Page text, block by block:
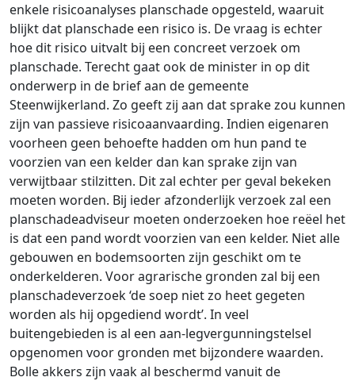
enkele risicoanalyses planschade opgesteld, waaruit
blijkt dat planschade een risico is. De vraag is echter
hoe dit risico uitvalt bij een concreet verzoek om
planschade. Terecht gaat ook de minister in op dit
onderwerp in de brief aan de gemeente
Steenwijkerland. Zo geeft zij aan dat sprake zou kunnen
zijn van passieve risicoaanvaarding. Indien eigenaren
voorheen geen behoefte hadden om hun pand te
voorzien van een kelder dan kan sprake zijn van
verwijtbaar stilzitten. Dit zal echter per geval bekeken
moeten worden. Bij ieder afzonderlijk verzoek zal een
planschadeadviseur moeten onderzoeken hoe reëel het
is dat een pand wordt voorzien van een kelder. Niet alle
gebouwen en bodemsoorten zijn geschikt om te
onderkelderen. Voor agrarische gronden zal bij een
planschadeverzoek ‘de soep niet zo heet gegeten
worden als hij opgediend wordt’. In veel
buitengebieden is al een aan-legvergunningstelsel
opgenomen voor gronden met bijzondere waarden.
Bolle akkers zijn vaak al beschermd vanuit de